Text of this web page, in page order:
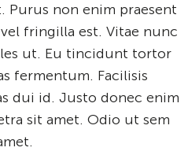
Purus non enim praesent
fringilla est. Vitae nunc
ut. Eu tincidunt tortor
fermentum. Facilisis
dui id. Justo donec enim
sit amet. Odio ut sem